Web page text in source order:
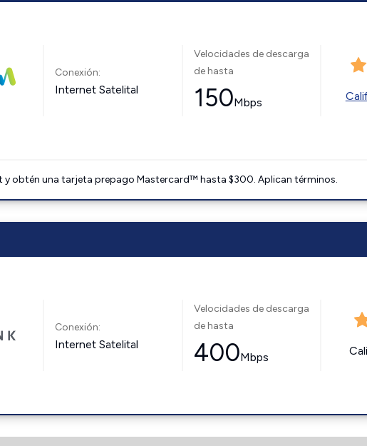
Conexión:
Internet Satelital
Velocidades de descarga
de hasta
150Mbps
y obtén una tarjeta prepago Mastercard™ hasta $300. Aplican términos.
Conexión:
Internet Satelital
Velocidades de descarga
de hasta
400Mbps